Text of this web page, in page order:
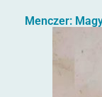
Menczer: